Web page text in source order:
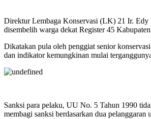
Direktur Lembaga Konservasi (LK) 21 Ir. Edy
disembelih warga dekat Register 45
Dikatakan pula oleh penggiat senior
dan indikator kemungkinan mulai
Sanksi para pelaku, UU No. 5 Tahun 1990
membagi sanksi berdasarkan dua pelanggaran